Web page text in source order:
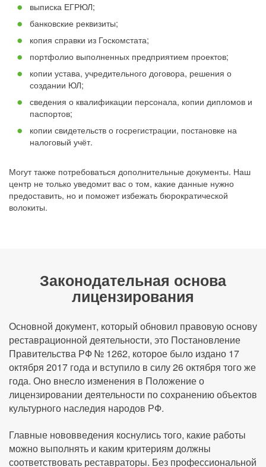
выписка ЕГРЮЛ;
банковские реквизиты;
копия справки из Госкомстата;
портфолио выполненных предприятием проектов;
копии устава, учредительного договора, решения о
создании ЮЛ;
сведения о квалификации персонала, копии дипломов и
паспортов;
копии свидетельств о госрегистрации, постановке на
налоговый учёт.
Могут также потребоваться дополнительные документы. Наш
центр не только уведомит вас о том, какие данные нужно
предоставить, но и поможет избежать бюрократической
волокиты.
Законодательная основа
лицензирования
Основной документ, который обновил правовую основу
реставрационной деятельности, это Постановление
Правительства РФ № 1262, которое было издано 17
октября 2017 года и вступило в силу 26 октября того же
года. Оно внесло изменения в Положение о
лицензировании деятельности по сохранению объектов
культурного наследия народов РФ.
Главные нововведения коснулись того, какие работы
можно выполнять и каким критериям должны
соответствовать реставраторы. Без профессиональной